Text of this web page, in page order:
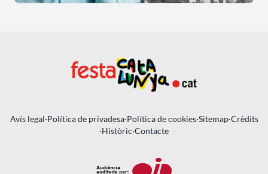
Avís legal·Política de privadesa·Política de cookies·Sitemap·Crèdits
·Històric·Contacte